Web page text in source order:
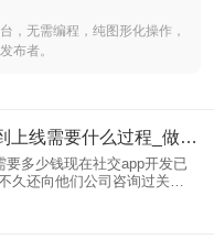
，无需编程，纯图形化操作，
布者。
一个APP的提出到上线需要什么过程_做APP开发需要注意哪些
要多少钱现在社交app开发已
久还向他们公司咨询过关于
。他给出了跟多意见，主要
的目的2.需要哪些功能3.需要